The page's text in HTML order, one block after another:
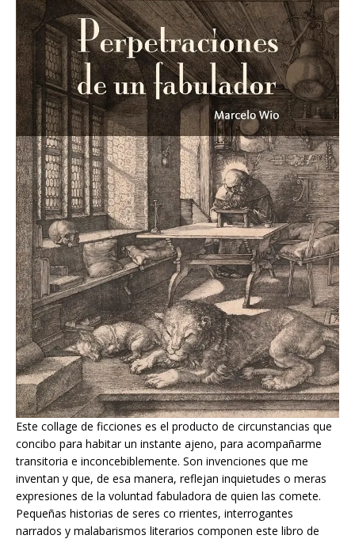
Este collage de ficciones es el producto de circunstancias que
concibo para habitar un instante ajeno, para acompañarme
transitoria e inconcebiblemente. Son invenciones que me
inventan y que, de esa manera, reflejan inquietudes o meras
expresiones de la voluntad fabuladora de quien las comete.
Pequeñas historias de seres co rrientes, interrogantes
narrados y malabarismos literarios componen este libro de